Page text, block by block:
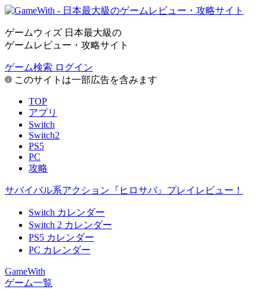
ゲームウィズ 日本最大級の
ゲームレビュー・攻略サイト
ゲーム検索 ログイン
このサイトは一部広告を含みます
TOP
アプリ
Switch
Switch2
PS5
PC
攻略
サバイバル系アクション『ヒロサバ』プレイレビュー！
Switch カレンダー
Switch 2 カレンダー
PS5 カレンダー
PC カレンダー
GameWith
ゲーム一覧